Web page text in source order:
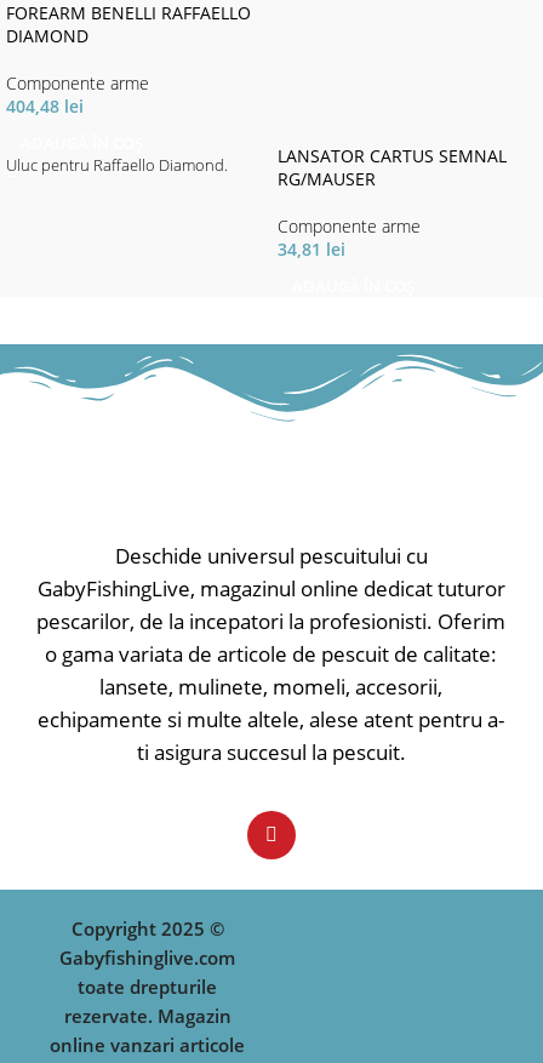
FOREARM BENELLI RAFFAELLO
DIAMOND
Componente arme
404,48 lei
Uluc pentru Raffaello Diamond.
LANSATOR CARTUS SEMNAL
RG/MAUSER
Componente arme
34,81 lei
Deschide universul pescuitului cu
GabyFishingLive, magazinul online dedicat tuturor
pescarilor, de la incepatori la profesionisti. Oferim
o gama variata de articole de pescuit de calitate:
lansete, mulinete, momeli, accesorii,
echipamente si multe altele, alese atent pentru a-
ti asigura succesul la pescuit.
Copyright 2025 ©
Gabyfishinglive.com
toate drepturile
rezervate. Magazin
online vanzari articole